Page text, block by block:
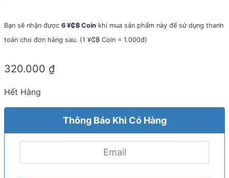
Bạn sẽ nhận được 6 ¥₵฿ Coin khi mua sản phẩm này để sử dụng thanh
toán cho đơn hàng sau. (1 ¥₵฿ Coin = 1.000đ)
320.000 ₫
Hết Hàng
Thông Báo Khi Có Hàng